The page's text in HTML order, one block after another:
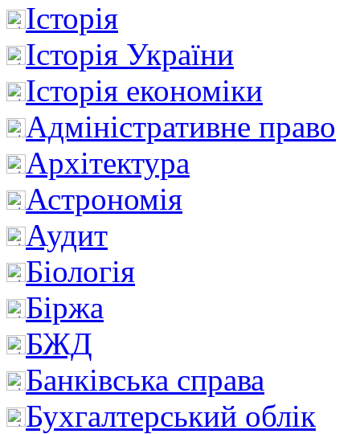
Історія
Історія України
Історія економіки
Адміністративне право
Архітектура
Астрономія
Аудит
Біологія
Біржа
БЖД
Банківська справа
Бухгалтерський облік